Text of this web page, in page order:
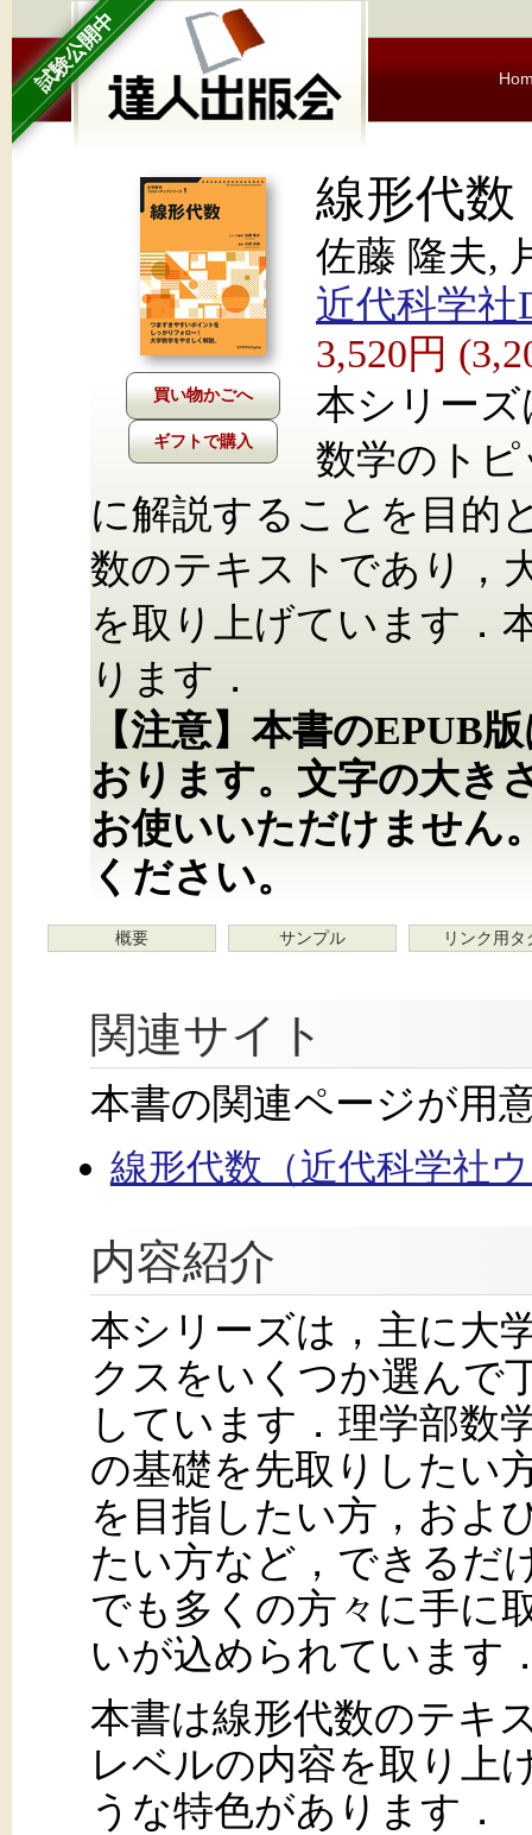
試験公開中
ギフトで購入
線形代数
佐藤 隆夫,
近代科学社
3,520円
本シリーズ
数学のト
に解説することを目的
数のテキストであり，
を取り上げています．
ります．
【注意】本書のEPUB
おります。文字の大き
お使いいただけません
ください。
概要 サンプル リンク用タ
関連サイト
本書の関連ページが用
線形代数（近代科学社
内容紹介
本シリーズは，主に大
クスをいくつか選んで
しています．理学部数
の基礎を先取りしたい
を目指したい方，およ
たい方など，できるだ
でも多くの方々に手に
いが込められています
本書は線形代数のテキ
レベルの内容を取り上
うな特色があります．